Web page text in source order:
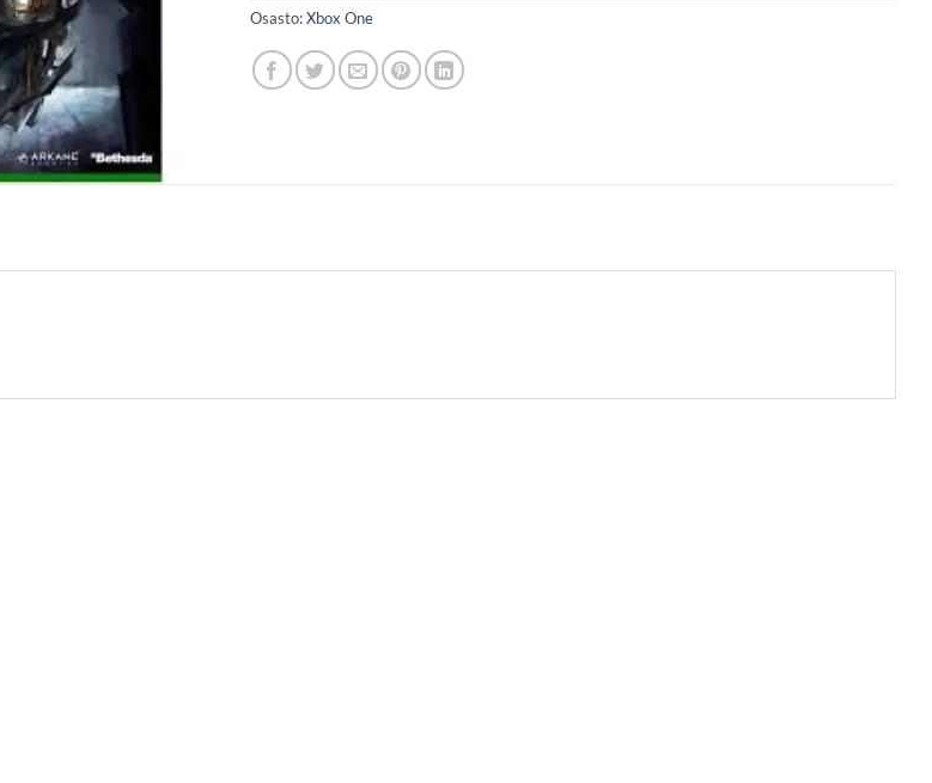
Osasto:Xbox One